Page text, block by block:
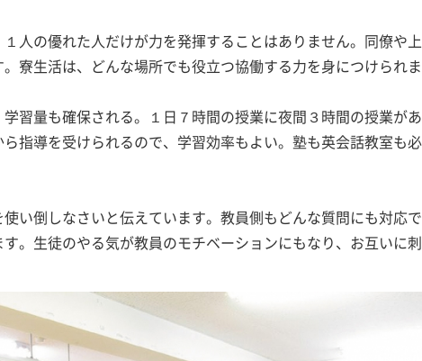
１人の優れた人だけが力を発揮することはありません。同僚や
寮生活は、どんな場所でも役立つ協働する力を身につけられま
習量も確保される。１日７時間の授業に夜間３時間の授業が
ら指導を受けられるので、学習効率もよい。塾も英会話教室も
使い倒しなさいと伝えています。教員側もどんな質問にも対応
。生徒のやる気が教員のモチベーションにもなり、お互いに刺